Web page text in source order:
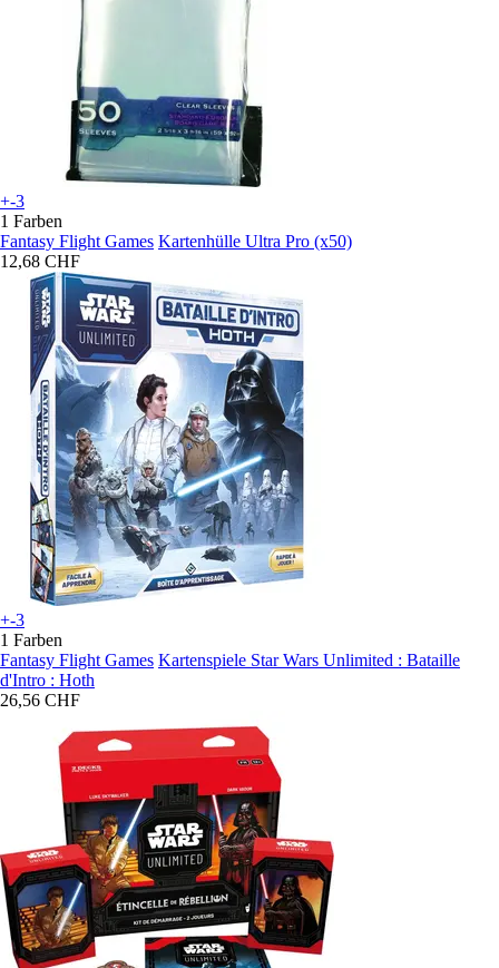
+-3
1 Farben
Fantasy Flight Games Kartenhülle Ultra Pro (x50)
12,68 CHF
+-3
1 Farben
Fantasy Flight Games Kartenspiele Star Wars Unlimited : Bataille
d'Intro : Hoth
26,56 CHF